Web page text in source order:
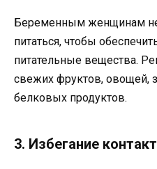
Беременным женщинам
питаться, чтобы
питательные вещества.
свежих фруктов, овощей,
белковых продуктов.
3. Избегание